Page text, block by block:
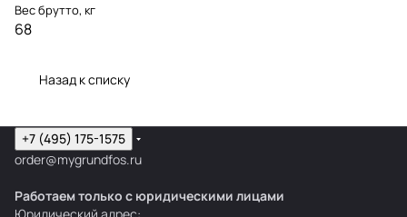
Вес брутто, кг
68
Назад к списку
+7 (495) 175-1575
order@mygrundfos.ru
Работаем только с юридическими лицами